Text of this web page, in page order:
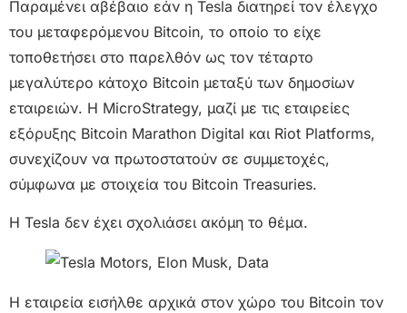
Παραμένει αβέβαιο εάν η Tesla διατηρεί τον έλεγχο
του μεταφερόμενου Bitcoin, το οποίο το είχε
τοποθετήσει στο παρελθόν ως τον τέταρτο
μεγαλύτερο κάτοχο Bitcoin μεταξύ των δημοσίων
εταιρειών. Η MicroStrategy, μαζί με τις εταιρείες
εξόρυξης Bitcoin Marathon Digital και Riot Platforms,
συνεχίζουν να πρωτοστατούν σε συμμετοχές,
σύμφωνα με στοιχεία του Bitcoin Treasuries.
Η Tesla δεν έχει σχολιάσει ακόμη το θέμα.
Η εταιρεία εισήλθε αρχικά στον χώρο του Bitcoin τον